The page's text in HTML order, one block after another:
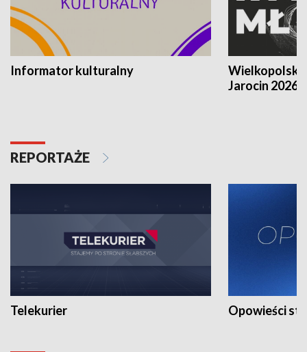
Informator kulturalny
Jarocin 2026
REPORTAŻE
Telekurier Opowieści